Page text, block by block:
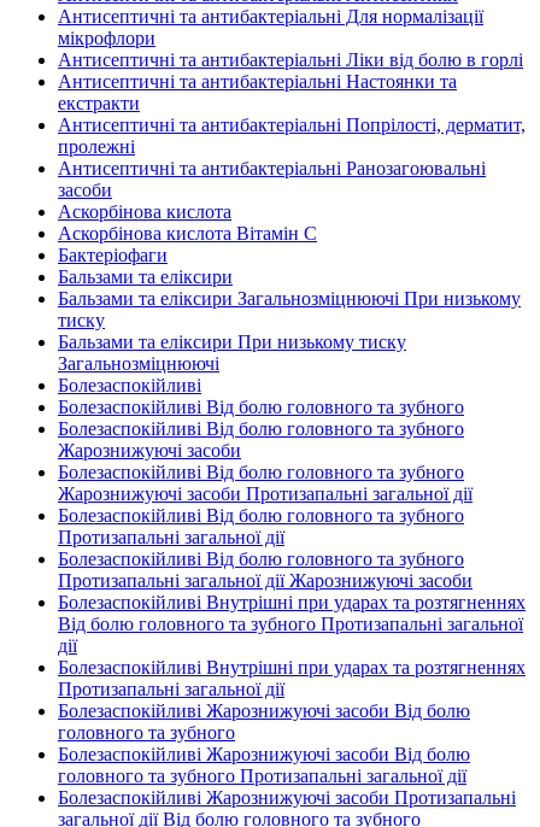
Антисептичні та антибактеріальні Для нормалізації
мікрофлори
Антисептичні та антибактеріальні Ліки від болю в горлі
Антисептичні та антибактеріальні Настоянки та
екстракти
Антисептичні та антибактеріальні Попрілості, дерматит,
пролежні
Антисептичні та антибактеріальні Ранозагоювальні
засоби
Аскорбінова кислота
Аскорбінова кислота Вітамін C
Бактеріофаги
Бальзами та еліксири
Бальзами та еліксири Загальнозміцнюючі При низькому
тиску
Бальзами та еліксири При низькому тиску
Загальнозміцнюючі
Болезаспокійливі
Болезаспокійливі Від болю головного та зубного
Болезаспокійливі Від болю головного та зубного
Жарознижуючі засоби
Болезаспокійливі Від болю головного та зубного
Жарознижуючі засоби Протизапальні загальної дії
Болезаспокійливі Від болю головного та зубного
Протизапальні загальної дії
Болезаспокійливі Від болю головного та зубного
Протизапальні загальної дії Жарознижуючі засоби
Болезаспокійливі Внутрішні при ударах та розтягненнях
Від болю головного та зубного Протизапальні загальної
дії
Болезаспокійливі Внутрішні при ударах та розтягненнях
Протизапальні загальної дії
Болезаспокійливі Жарознижуючі засоби Від болю
головного та зубного
Болезаспокійливі Жарознижуючі засоби Від болю
головного та зубного Протизапальні загальної дії
Болезаспокійливі Жарознижуючі засоби Протизапальні
загальної дії Від болю головного та зубного